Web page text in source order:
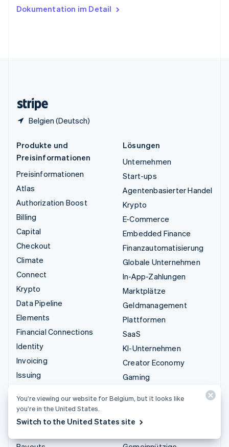
Dokumentation im Detail
Belgien (Deutsch)
English
Produkte und
Preisinformationen
Preisinformationen
Atlas
Authorization Boost
Billing
Capital
Checkout
Climate
Connect
Krypto
Data Pipeline
Elements
Financial Connections
Identity
Invoicing
Issuing
Managed Payments
Zahlungslinks
Lösungen
Unternehmen
Start-ups
Agentenbasierter Handel
Krypto
E-Commerce
Embedded Finance
Finanzautomatisierung
Globale Unternehmen
In-App-Zahlungen
Marktplätze
Geldmanagement
Plattformen
SaaS
KI-Unternehmen
Creator Economy
Gaming
Freizeit
Versicherungen
You’re viewing our website for Belgium, but it looks like
you’re in the United States.
Switch to the United States site